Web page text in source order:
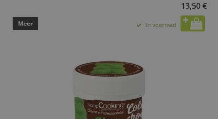
13,50 €
Meer In voorraad